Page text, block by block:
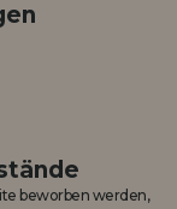
beworben werden,